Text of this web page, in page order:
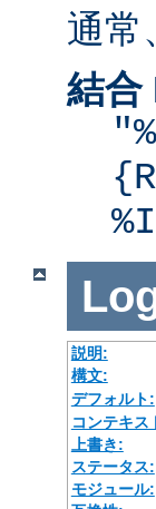
通常
結合
説明:
構文:
デフォルト:
コンテキス
上書き:
ステータス:
モジュール: